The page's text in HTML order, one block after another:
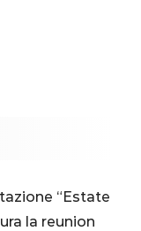
“Estate
la reunion